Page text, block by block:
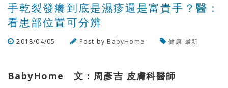
手乾裂發癢到底是濕疹還是富貴手？醫：
看患部位置可分辨
2018/04/05 Post by BabyHome 健康 最新
BabyHome 文：周彥吉 皮膚科醫師